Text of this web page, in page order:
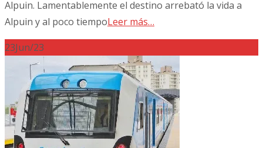
Alpuin. Lamentablemente el destino arrebató la vida a
Alpuin y al poco tiempoLeer más…
23Jun/23